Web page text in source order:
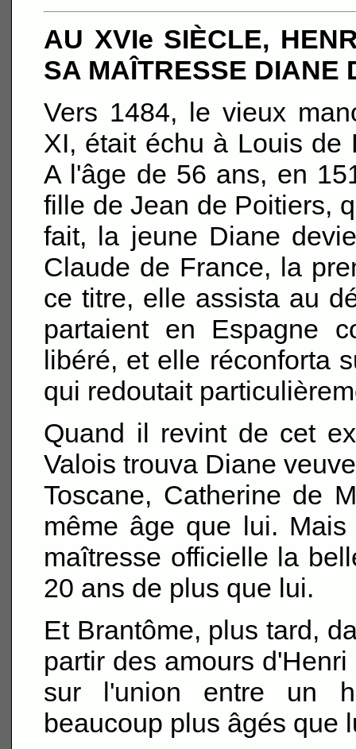
AU XVIe SIÈCLE,
SA MAÎTRESSE DIANE
Vers 1484, le vieux
XI, était échu à Louis de
A l'âge de 56 ans, en
fille de Jean de Poitiers,
fait, la jeune Diane
Claude de France, la
ce titre, elle assista au
partaient en Espagne
libéré, et elle réconforta
qui redoutait
Quand il revint de cet
Valois trouva Diane
Toscane, Catherine de
même âge que lui.
maîtresse officielle la
20 ans de plus que lui.
Et Brantôme, plus tard,
partir des amours
sur l'union entre un
beaucoup plus âgés que